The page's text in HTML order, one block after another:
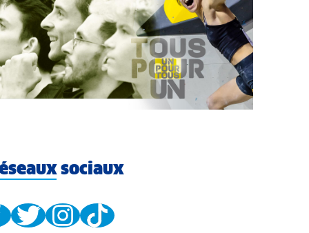
sociaux